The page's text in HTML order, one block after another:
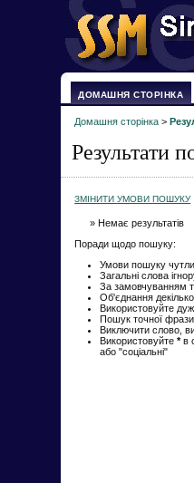
ДОМАШНЯ СТОРІНКА
Домашня сторінка >
Результати
ЗМІНИТИ УМОВИ ПОШУКУ
» Немає результатів
Поради щодо пошуку:
Умови пошуку
Загальні слова
За замовчуванням
Об'єднання
Використовуйте
Пошук точної
Виключити слово,
Використовуйте*в
або "соціальні"